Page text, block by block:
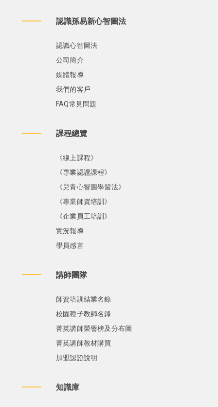
認識孫易新心智圖法
認識心智圖法
公司簡介
媒體報導
我們的客戶
FAQ常見問題
課程總覽
《線上課程》
《專業認證課程》
《兒青心智圖學習法》
《專業師資培訓》
《企業員工培訓》
實況報導
學員感言
講師團隊
師資培訓結業名錄
校園種子教師名錄
菁英講師榮譽榜及分布圖
菁英講師教材購買
加盟認證說明
知識庫